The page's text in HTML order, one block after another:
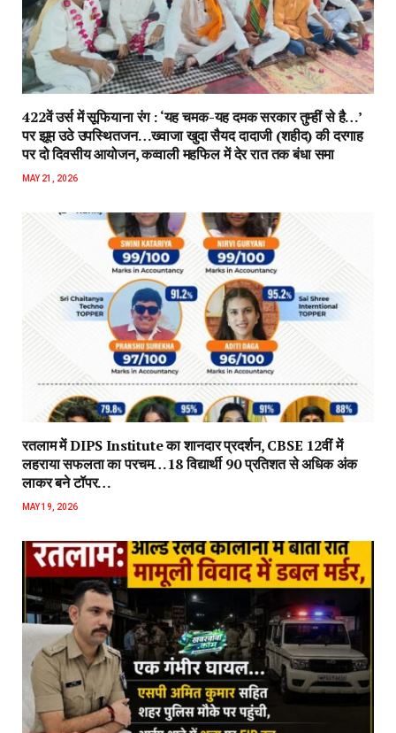
422वें उर्स में सूफियाना रंग : ‘यह चमक-यह दमक सरकार तुम्हीं से है…’
पर झूम उठे उपस्थितजन…ख्वाजा खुदा सैयद दादाजी (शहीद) की दरगाह
पर दो दिवसीय आयोजन, कव्वाली महफिल में देर रात तक बंधा समा
MAY 21, 2026
रतलाम में DIPS Institute का शानदार प्रदर्शन, CBSE 12वीं में
लहराया सफलता का परचम…18 विद्यार्थी 90 प्रतिशत से अधिक अंक
लाकर बने टॉपर…
MAY 19, 2026